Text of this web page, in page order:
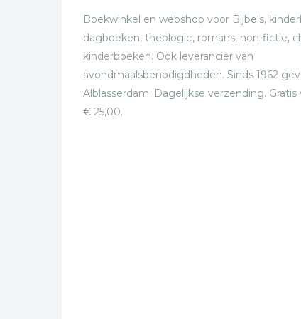
Boekwinkel en webshop voor Bijbels,
dagboeken, theologie, romans, non-fictie,
kinderboeken. Ook leverancier van
avondmaalsbenodigdheden. Sinds 1962
Alblasserdam. Dagelijkse verzending.
€ 25,00.